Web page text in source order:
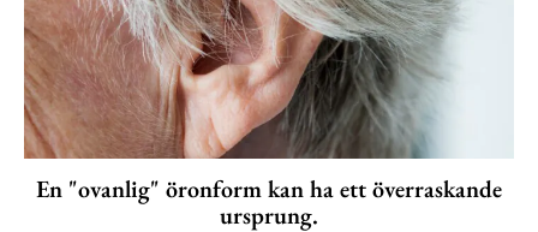
En "ovanlig" öronform kan ha ett överraskande
ursprung.